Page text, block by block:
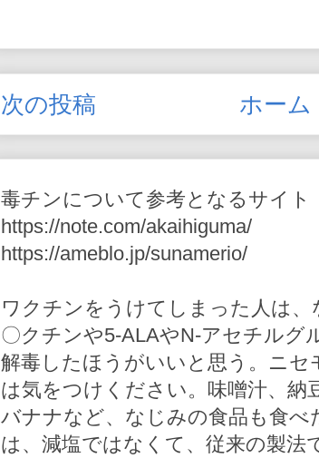
次の投稿 ホーム
毒チンについて参考となるサイト
https://note.com/akaihiguma/
https://ameblo.jp/sunamerio/
ワクチンをうけてしまった人は
〇クチンや5-ALAやN-アセチルグ
解毒したほうがいいと思う。ニセ
は気をつけください。味噌汁、納
バナナなど、なじみの食品も食べ
は、減塩ではなくて、従来の製法